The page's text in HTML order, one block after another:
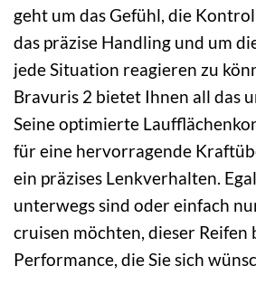
geht um das Gefühl, die
das präzise Handling und um
jede Situation reagieren zu
Bravuris 2 bietet Ihnen all das
Seine optimierte
für eine hervorragende
ein präzises Lenkverhalten.
unterwegs sind oder einfach
cruisen möchten, dieser
Performance, die Sie sich